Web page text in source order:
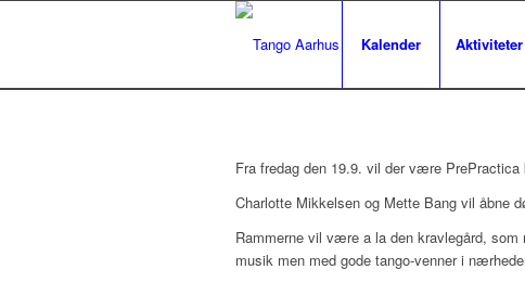
Kalender Aktiviteter
Fra fredag den 19.9. vil der være PrePractica
Charlotte Mikkelsen og Mette Bang vil åbne
Rammerne vil være a la den kravlegård, som
musik men med gode tango-venner i